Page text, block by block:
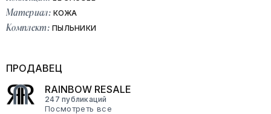
Материал: КОЖА
Комплект: ПЫЛЬНИКИ
ПРОДАВЕЦ
RAINBOW RESALE
247 публикаций
Посмотреть все